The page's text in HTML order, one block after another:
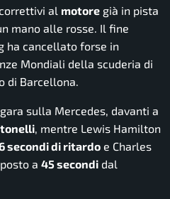
al motore già in pista
mano alle rosse. Il fine
ha cancellato forse in
Mondiali della scuderia di
di Barcellona.
sulla Mercedes, davanti a
, mentre Lewis Hamilton
secondi di ritardo e Charles
a 45 secondi dal